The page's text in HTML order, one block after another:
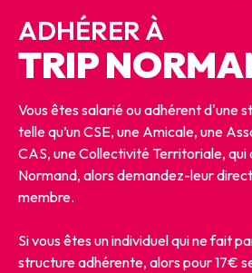
FUTUROSCOPE
Av. René Monory Chasseneuil-du-
Je réserve mes billets
ADHÉRER À
TRIP
Vous êtes salarié ou adhérent d'une
telle qu’un CSE, une Amicale, une
CAS, une Collectivité Territoriale, qui
Normand, alors demandez-leur
membre.
Si vous êtes un individuel qui ne fait
structure adhérente, alors pour 17€